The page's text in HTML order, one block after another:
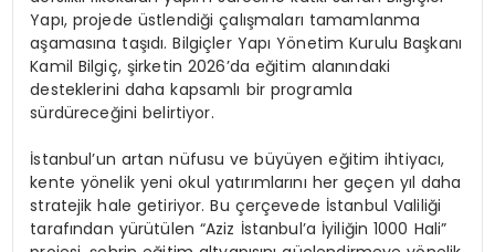
Yapı, projede üstlendiği çalışmaları tamamlanma
aşamasına taşıdı. Bilgiçler Yapı Yönetim Kurulu Başkanı
Kamil Bilgiç, şirketin 2026’da eğitim alanındaki
desteklerini daha kapsamlı bir programla
sürdüreceğini belirtiyor.
İstanbul’un artan nüfusu ve büyüyen eğitim ihtiyacı,
kente yönelik yeni okul yatırımlarını her geçen yıl daha
stratejik hale getiriyor. Bu çerçevede İstanbul Valiliği
tarafından yürütülen “Aziz İstanbul’a İyiliğin 1000 Hali”